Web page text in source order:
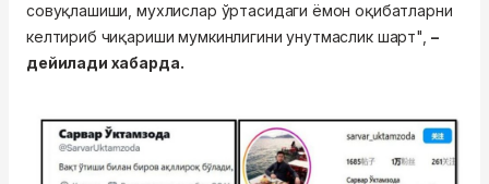
совуқлашиши, мухлислар ўртасидаги ёмон оқибатларни
келтириб чиқариши мумкинлигини унутмаслик шарт", –
дейилади хабарда.